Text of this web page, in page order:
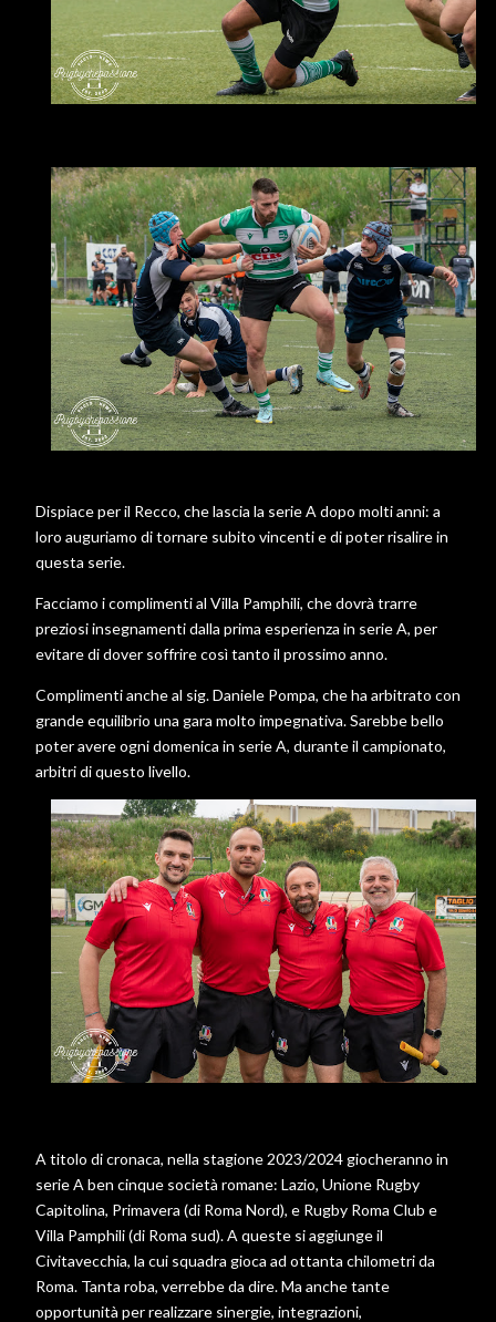
Dispiace per il Recco, che lascia la serie A dopo molti anni: a
loro auguriamo di tornare subito vincenti e di poter risalire in
questa serie.
Facciamo i complimenti al Villa Pamphili, che dovrà trarre
preziosi insegnamenti dalla prima esperienza in serie A, per
evitare di dover soffrire così tanto il prossimo anno.
Complimenti anche al sig. Daniele Pompa, che ha arbitrato con
grande equilibrio una gara molto impegnativa. Sarebbe bello
poter avere ogni domenica in serie A, durante il campionato,
arbitri di questo livello.
A titolo di cronaca, nella stagione 2023/2024 giocheranno in
serie A ben cinque società romane: Lazio, Unione Rugby
Capitolina, Primavera (di Roma Nord), e Rugby Roma Club e
Villa Pamphili (di Roma sud). A queste si aggiunge il
Civitavecchia, la cui squadra gioca ad ottanta chilometri da
Roma. Tanta roba, verrebbe da dire. Ma anche tante
opportunità per realizzare sinergie, integrazioni,